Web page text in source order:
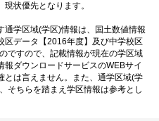
状優先となります。
通学区域(学区)情報は、国土数値情報
区データ【2016年度】及び中学校区
ですので、記載情報が現在の学区域
報ダウンロードサービスのWEBサイ
とは言えません。また、通学区域(学
そちらを踏まえ学区情報は参考とし